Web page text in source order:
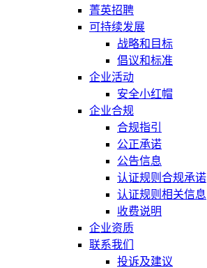
菁英招聘
可持续发展
战略和目标
倡议和标准
企业活动
安全小红帽
企业合规
合规指引
公正承诺
公告信息
认证规则合规承诺
认证规则相关信息
收费说明
企业资质
联系我们
投诉及建议